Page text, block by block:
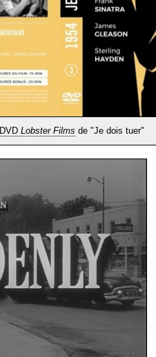
DVD Lobster Films de "Je dois tuer"